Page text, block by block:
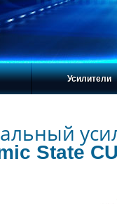
Усилители
State